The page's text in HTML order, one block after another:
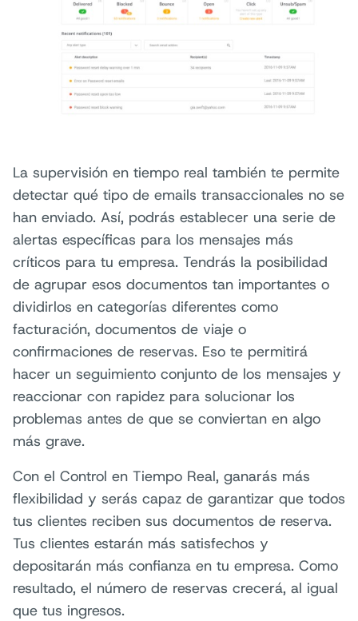
La supervisión en tiempo real también te permite
detectar qué tipo de emails transaccionales no se
han enviado. Así, podrás establecer una serie de
alertas específicas para los mensajes más
críticos para tu empresa. Tendrás la posibilidad
de agrupar esos documentos tan importantes o
dividirlos en categorías diferentes como
facturación, documentos de viaje o
confirmaciones de reservas. Eso te permitirá
hacer un seguimiento conjunto de los mensajes y
reaccionar con rapidez para solucionar los
problemas antes de que se conviertan en algo
más grave.
Con el Control en Tiempo Real, ganarás más
flexibilidad y serás capaz de garantizar que todos
tus clientes reciben sus documentos de reserva.
Tus clientes estarán más satisfechos y
depositarán más confianza en tu empresa. Como
resultado, el número de reservas crecerá, al igual
que tus ingresos.